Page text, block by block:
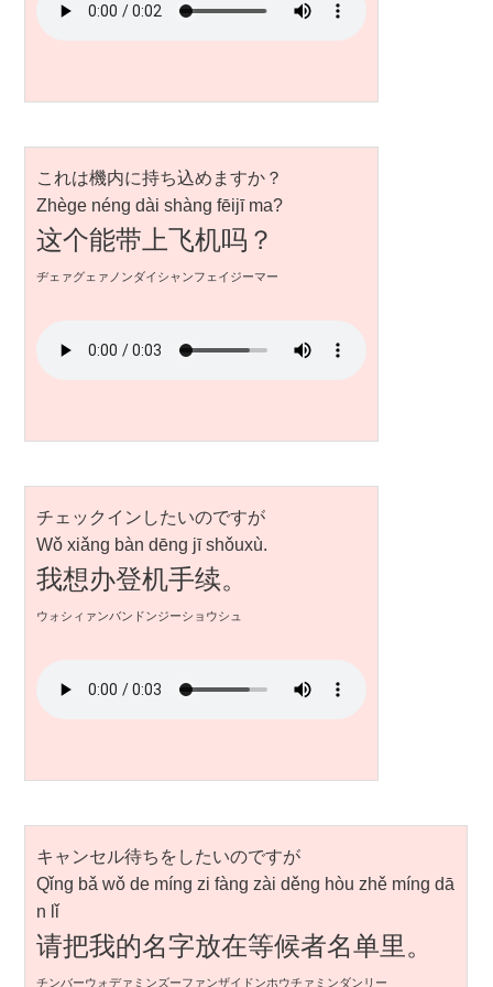
これは機内に持ち込めますか？
Zhège néng dài shàng fēijī ma?
这个能带上飞机吗？
ヂェァグェァノンダイシャンフェイジーマー
チェックインしたいのですが
Wǒ xiǎng bàn dēng jī shǒuxù.
我想办登机手续。
ウォシィァンバンドンジーショウシュ
キャンセル待ちをしたいのですが
Qǐng bǎ wǒ de míng zi fàng zài děng hòu zhě míng dā
n lǐ
请把我的名字放在等候者名单里。
チンバーウォデァミンズーファンザイドンホウチァミンダンリー